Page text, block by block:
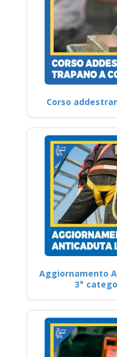
Corso
Aggiornamento
3°